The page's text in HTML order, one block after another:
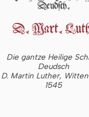
Die gantze Heilige
Deudsch
D. Martin Luther,
1545